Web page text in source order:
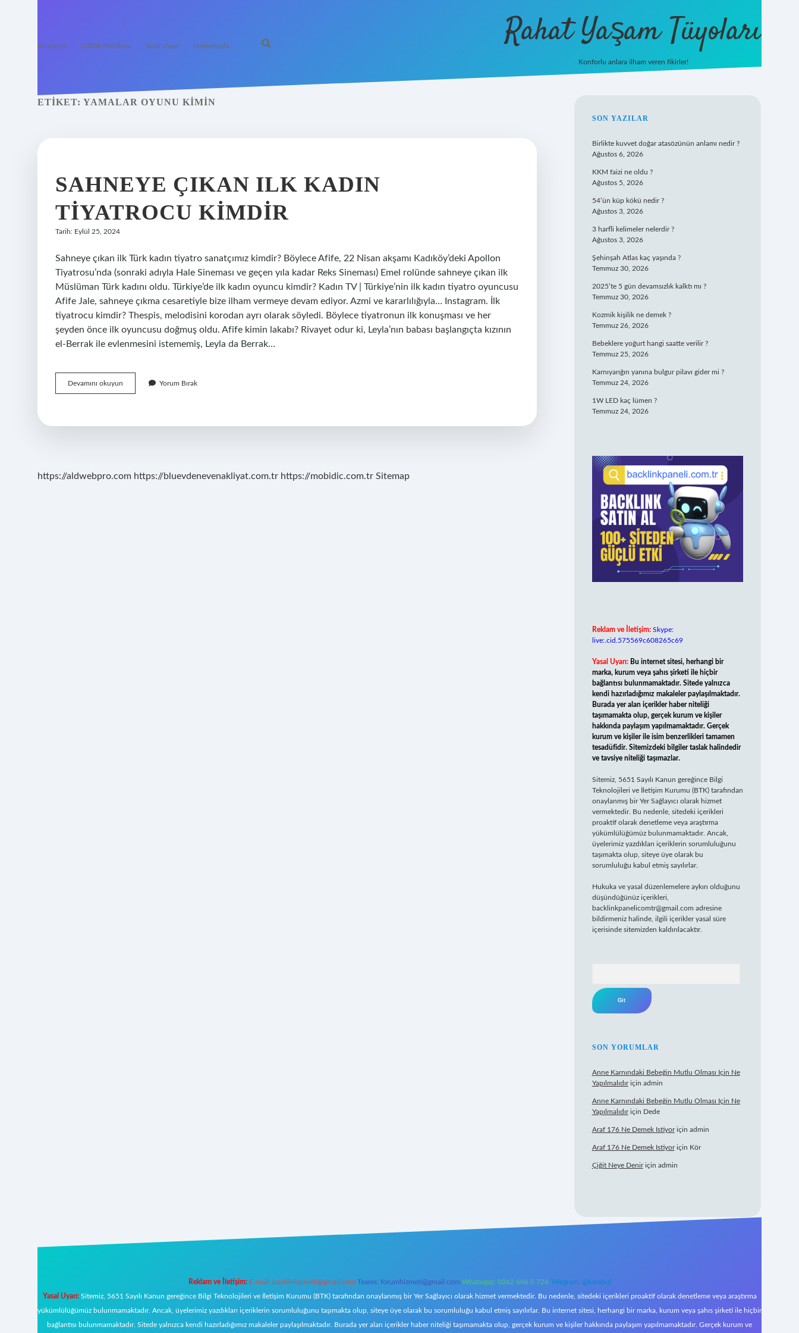
Anasayfa Gizlilik Politikası Yasal Uyarı Hakkımızda Rahat Yaşam Tüyoları
Konforlu anlara ilham veren fikirler!
ETIKET: YAMALAR OYUNU KIMIN
SAHNEYE ÇIKAN ILK KADIN
TIYATROCU KIMDIR
Tarih: Eylül 25, 2024
Sahneye çıkan ilk Türk kadın tiyatro sanatçımız kimdir? Böylece Afife, 22 Nisan akşamı Kadıköy’deki Apollon
Tiyatrosu’nda (sonraki adıyla Hale Sineması ve geçen yıla kadar Reks Sineması) Emel rolünde sahneye çıkan ilk
Müslüman Türk kadını oldu. Türkiye’de ilk kadın oyuncu kimdir? Kadın TV | Türkiye’nin ilk kadın tiyatro oyuncusu
Afife Jale, sahneye çıkma cesaretiyle bize ilham vermeye devam ediyor. Azmi ve kararlılığıyla… Instagram. İlk
tiyatrocu kimdir? Thespis, melodisini korodan ayrı olarak söyledi. Böylece tiyatronun ilk konuşması ve her
şeyden önce ilk oyuncusu doğmuş oldu. Afife kimin lakabı? Rivayet odur ki, Leyla’nın babası başlangıçta kızının
el-Berrak ile evlenmesini istememiş, Leyla da Berrak…
Devamını okuyun Sahneye
Çıkan
Tiyatrocu
Yorum Bırak
https://aldwebpro.com https://bluevdenevenakliyat.com.tr https://mobidic.com.tr Sitemap
SIDEBAR
SON YAZILAR
Birlikte kuvvet doğar atasözünün anlamı nedir ?
Ağustos 6, 2026
KKM faizi ne oldu ?
Ağustos 5, 2026
54’ün küp kökü nedir ?
Ağustos 3, 2026
3 harfli kelimeler nelerdir ?
Ağustos 3, 2026
Şehinşah Atlas kaç yaşında ?
Temmuz 30, 2026
2025’te 5 gün devamsızlık kalktı mı ?
Temmuz 30, 2026
Kozmik kişilik ne demek ?
Temmuz 26, 2026
Bebeklere yoğurt hangi saatte verilir ?
Temmuz 25, 2026
Karnıyarığın yanına bulgur pilavı gider mi ?
Temmuz 24, 2026
1W LED kaç lümen ?
Temmuz 24, 2026
Reklam ve İletişim: Skype:
live:.cid.575569c608265c69
Yasal Uyarı: Bu internet sitesi, herhangi bir
marka, kurum veya şahıs şirketi ile hiçbir
bağlantısı bulunmamaktadır. Sitede yalnızca
kendi hazırladığımız makaleler paylaşılmaktadır.
Burada yer alan içerikler haber niteliği
taşımamakta olup, gerçek kurum ve kişiler
hakkında paylaşım yapılmamaktadır. Gerçek
kurum ve kişiler ile isim benzerlikleri tamamen
tesadüfidir. Sitemizdeki bilgiler taslak halindedir
ve tavsiye niteliği taşımazlar.
Sitemiz, 5651 Sayılı Kanun gereğince Bilgi
Teknolojileri ve İletişim Kurumu (BTK) tarafından
onaylanmış bir Yer Sağlayıcı olarak hizmet
vermektedir. Bu nedenle, sitedeki içerikleri
proaktif olarak denetleme veya araştırma
yükümlülüğümüz bulunmamaktadır. Ancak,
üyelerimiz yazdıkları içeriklerin sorumluluğunu
taşımakta olup, siteye üye olarak bu
sorumluluğu kabul etmiş sayılırlar.
Hukuka ve yasal düzenlemelere aykırı olduğunu
düşündüğünüz içerikleri,
backlinkpanelicomtr@gmail.com adresine
bildirmeniz halinde, ilgili içerikler yasal süre
içerisinde sitemizden kaldırılacaktır.
SON YORUMLAR
Anne Karnındaki Bebeğin Mutlu Olması Için Ne
Yapılmalıdıriçin admin
Anne Karnındaki Bebeğin Mutlu Olması Için Ne
Yapılmalıdıriçin Dede
Araf 176 Ne Demek Istiyoriçin admin
Araf 176 Ne Demek Istiyoriçin Kör
Çiğit Neye Deniriçin admin
Reklam ve İletişim: E-mail: backlinkpaneli@gmail.com Teams: forumhizmeti@gmail.com Whatsapp: 0262 606 0 726 Telegram: @karabul
Yasal Uyarı:Sitemiz, 5651 Sayılı Kanun gereğince Bilgi Teknolojileri ve İletişim Kurumu (BTK) tarafından onaylanmış bir Yer Sağlayıcı olarak hizmet vermektedir. Bu nedenle, sitedeki içerikleri proaktif olarak denetleme veya araştırma
yükümlülüğümüz bulunmamaktadır. Ancak, üyelerimiz yazdıkları içeriklerin sorumluluğunu taşımakta olup, siteye üye olarak bu sorumluluğu kabul etmiş sayılırlar. Bu internet sitesi, herhangi bir marka, kurum veya şahıs şirketi ile hiçbir
bağlantısı bulunmamaktadır. Sitede yalnızca kendi hazırladığımız makaleler paylaşılmaktadır. Burada yer alan içerikler haber niteliği taşımamakta olup, gerçek kurum ve kişiler hakkında paylaşım yapılmamaktadır. Gerçek kurum ve